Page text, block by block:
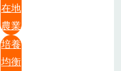
在地
農業
培養
均衡